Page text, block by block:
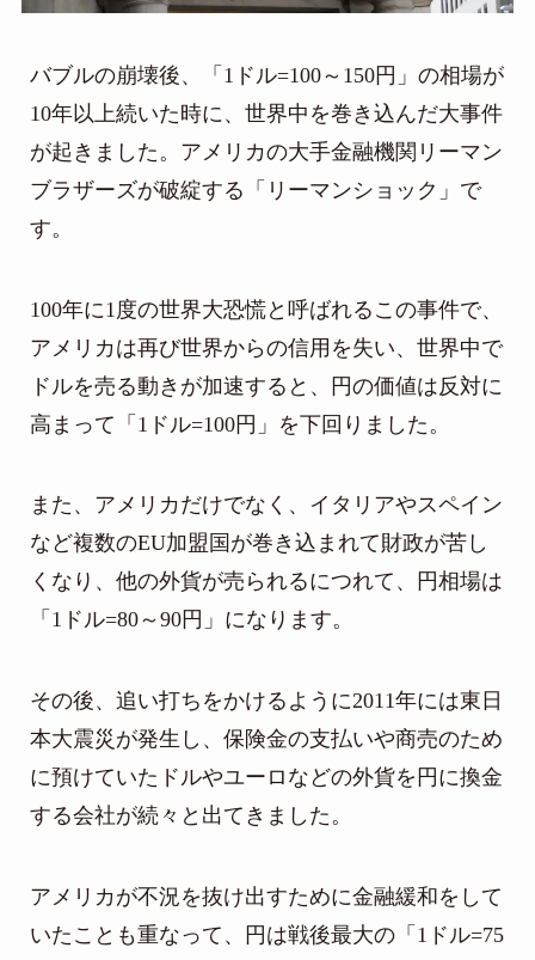
バブルの崩壊後、「1ドル=100～150円」の相場が
10年以上続いた時に、世界中を巻き込んだ大事件
が起きました。アメリカの大手金融機関リーマン
ブラザーズが破綻する「リーマンショック」で
す。
100年に1度の世界大恐慌と呼ばれるこの事件で、
アメリカは再び世界からの信用を失い、世界中で
ドルを売る動きが加速すると、円の価値は反対に
高まって「1ドル=100円」を下回りました。
また、アメリカだけでなく、イタリアやスペイン
など複数のEU加盟国が巻き込まれて財政が苦し
くなり、他の外貨が売られるにつれて、円相場は
「1ドル=80～90円」になります。
その後、追い打ちをかけるように2011年には東日
本大震災が発生し、保険金の支払いや商売のため
に預けていたドルやユーロなどの外貨を円に換金
する会社が続々と出てきました。
アメリカが不況を抜け出すために金融緩和をして
いたことも重なって、円は戦後最大の「1ドル=75